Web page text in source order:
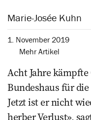
Marie-Josée Kuhn
1. November 2019
Mehr Artikel
Acht Jahre
Bundeshaus für
Jetzt ist er nicht
herber Verlust»,